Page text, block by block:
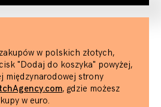
w polskich złotych,
"Dodaj do koszyka" powyżej,
międzynarodowej strony
, gdzie możesz
w euro.